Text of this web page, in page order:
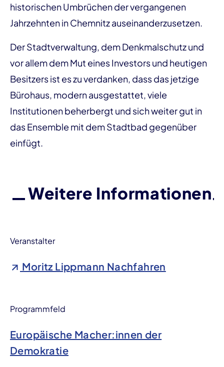
historischen Umbrüchen der vergangenen
Jahrzehnten in Chemnitz auseinanderzusetzen.
Der Stadtverwaltung, dem Denkmalschutz und
vor allem dem Mut eines Investors und heutigen
Besitzers ist es zu verdanken, dass das jetzige
Bürohaus, modern ausgestattet, viele
Institutionen beherbergt und sich weiter gut in
das Ensemble mit dem Stadtbad gegenüber
einfügt.
Weitere Informationen
Veranstalter
Moritz Lippmann Nachfahren
Programmfeld
Europäische Macher:innen der
Demokratie